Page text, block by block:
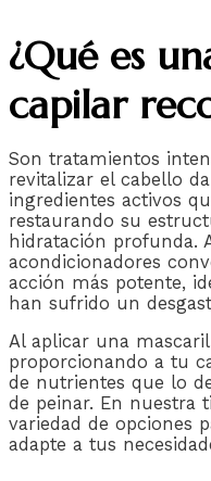
¿Qué es
capilar
Son tratamientos
revitalizar el cabello
ingredientes activos
restaurando su
hidratación profunda.
acondicionadores
acción más potente,
han sufrido un
Al aplicar una
proporcionando a tu
de nutrientes que lo
de peinar. En nuestra
variedad de opciones
adapte a tus